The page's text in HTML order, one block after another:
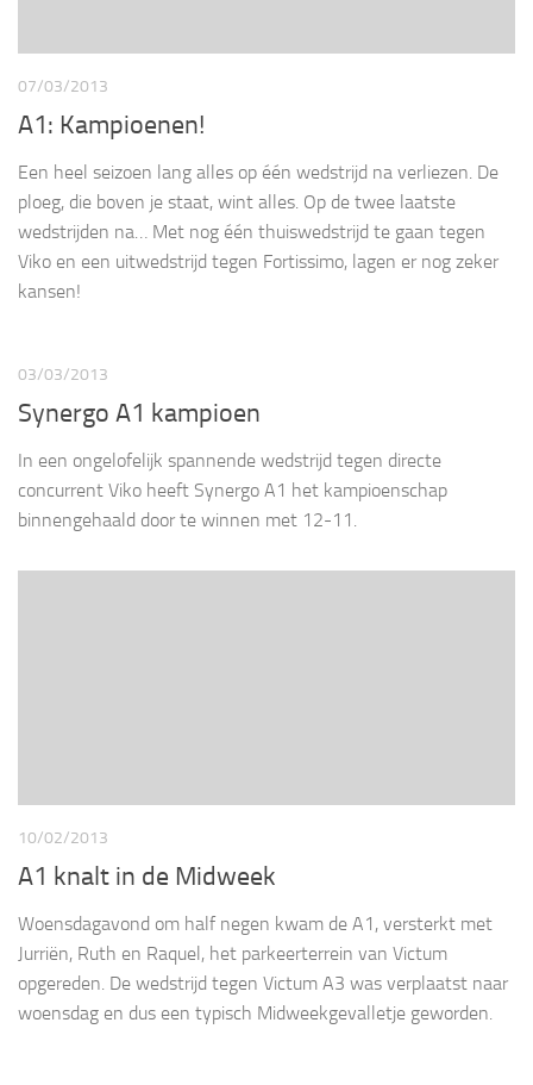
07/03/2013
A1: Kampioenen!
Een heel seizoen lang alles op één wedstrijd na verliezen. De
ploeg, die boven je staat, wint alles. Op de twee laatste
wedstrijden na… Met nog één thuiswedstrijd te gaan tegen
Viko en een uitwedstrijd tegen Fortissimo, lagen er nog zeker
kansen!
03/03/2013
Synergo A1 kampioen
In een ongelofelijk spannende wedstrijd tegen directe
concurrent Viko heeft Synergo A1 het kampioenschap
binnengehaald door te winnen met 12-11.
10/02/2013
A1 knalt in de Midweek
Woensdagavond om half negen kwam de A1, versterkt met
Jurriën, Ruth en Raquel, het parkeerterrein van Victum
opgereden. De wedstrijd tegen Victum A3 was verplaatst naar
woensdag en dus een typisch Midweekgevalletje geworden.